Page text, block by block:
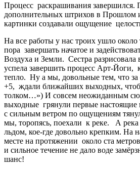
Процесс раскрашивания завершился.
дополнительных штрихов в Прошлом
картинки создавали ощущение
На все работы у нас троих ушло около
пора завершать начатое и
Воздуха и Земли. Сестра разрисовала
успела завершить процесс Арт-Йоги,
тепло. Ну а мы, довольные тем, что
+5, ждали ближайших выходных,
толком…») И совсем неожиданным
выходные грянули первые
с сильным ветром по ощущениям
мы, торопясь, поехали к реке. А река
льдом, кое-где довольно крепким. На
месте на протяжении около ста
и сильное течение не дало воде
шанс!